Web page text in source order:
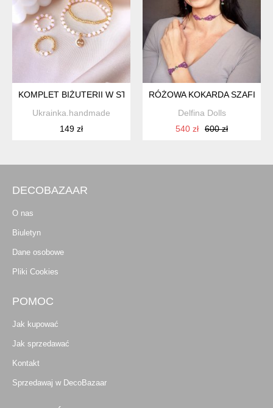
KOMPLET BIŻUTERII W STYLU CHANEL
Ukrainka.handmade
149 zł
RÓŻOWA KOKARDA SZAFIR I
Delfina Dolls
540 zł
600 zł
DECOBAZAAR
O nas
Biuletyn
Dane osobowe
Pliki Cookies
POMOC
Jak kupować
Jak sprzedawać
Kontakt
Sprzedawaj w DecoBazaar